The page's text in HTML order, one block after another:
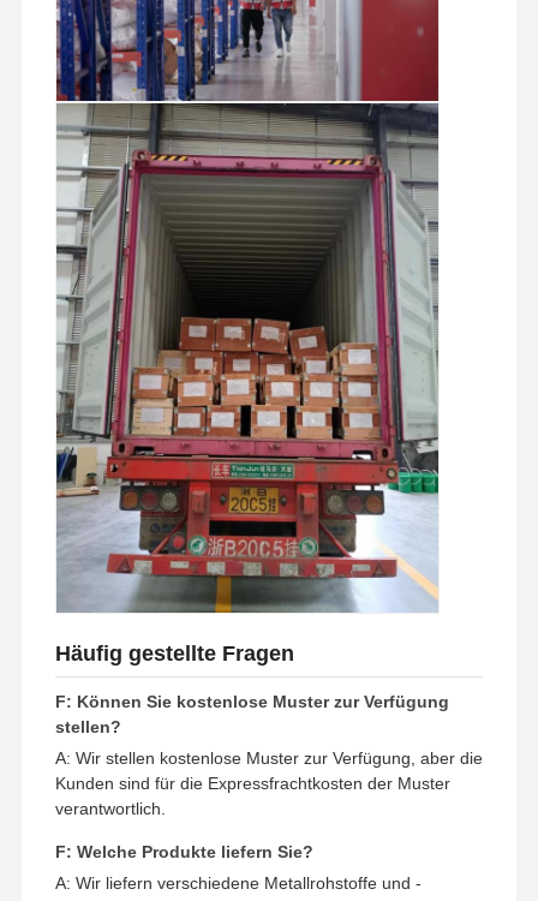
Häufig gestellte Fragen
F: Können Sie kostenlose Muster zur Verfügung
stellen?
A: Wir stellen kostenlose Muster zur Verfügung, aber die
Kunden sind für die Expressfrachtkosten der Muster
verantwortlich.
F: Welche Produkte liefern Sie?
A: Wir liefern verschiedene Metallrohstoffe und -